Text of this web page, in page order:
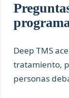
Deep TMS
tratamiento,
personas